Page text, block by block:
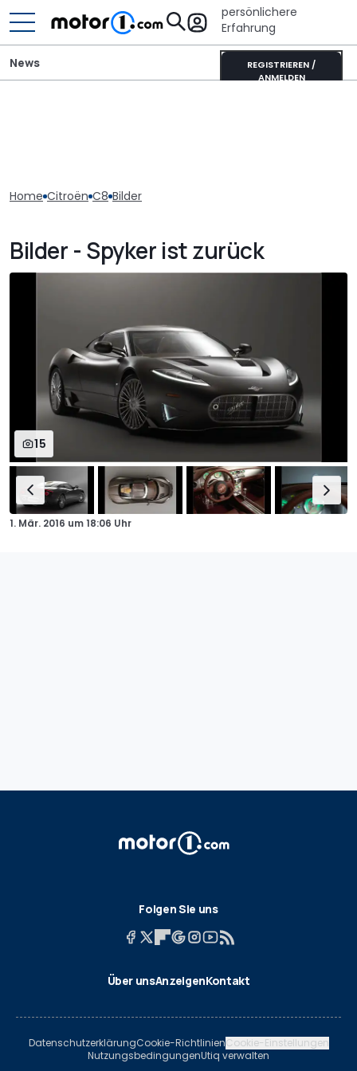
persönlichere
Erfahrung
REGISTRIEREN /
ANMELDEN
News
Home Citroën C8 Bilder
Bilder - Spyker ist zurück
15
1. Mär. 2016 um18:06 Uhr
Folgen Sie uns
Über unsAnzeigenKontakt
DatenschutzerklärungCookie-RichtlinienCookie-Einstellungen
NutzungsbedingungenUtiq verwalten